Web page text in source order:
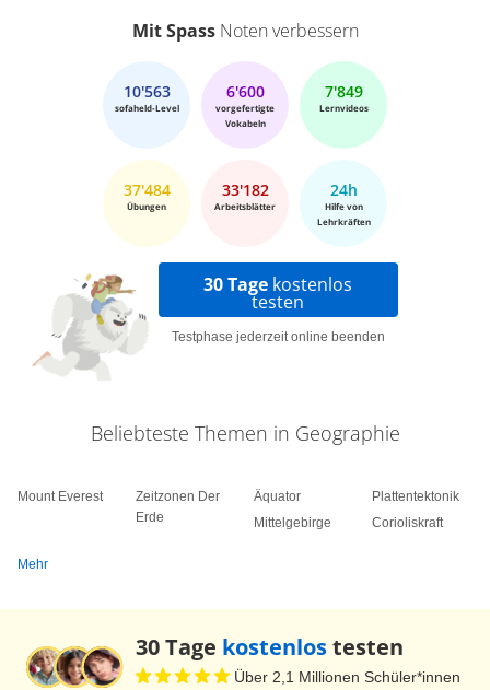
Mit SpassNoten verbessern
10'563
sofaheld-Level
6'600
vorgefertigte
Vokabeln
7'849
Lernvideos
37'484
Übungen
33'182
Arbeitsblätter
24h
Hilfe von
Lehrkräften
30 Tage kostenlos
testen
Testphase jederzeit online beenden
Beliebteste Themen in Geographie
Mount Everest
Zeitzonen Der
Erde
Äquator
Mittelgebirge
Plattentektonik
Corioliskraft
Mehr
30 Tage kostenlostesten
Über 2,1 Millionen Schüler*innen